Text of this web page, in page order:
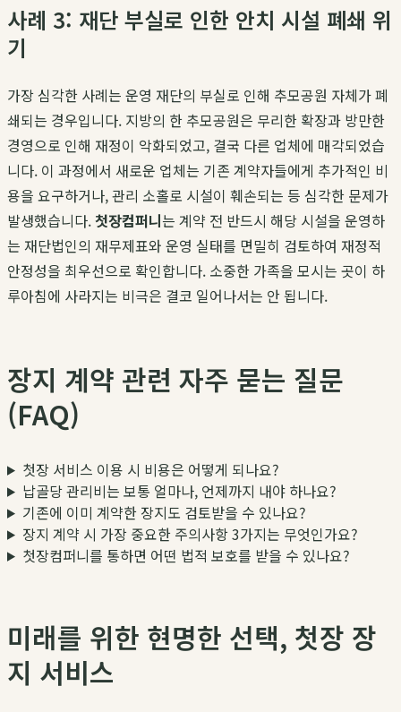
사례 3: 재단 부실로 인한 안치 시설 폐쇄 위
기
가장 심각한 사례는 운영 재단의 부실로 인해 추모공원 자체가 폐
쇄되는 경우입니다. 지방의 한 추모공원은 무리한 확장과 방만한
경영으로 인해 재정이 악화되었고, 결국 다른 업체에 매각되었습
니다. 이 과정에서 새로운 업체는 기존 계약자들에게 추가적인 비
용을 요구하거나, 관리 소홀로 시설이 훼손되는 등 심각한 문제가
발생했습니다.첫장컴퍼니는 계약 전 반드시 해당 시설을 운영하
는 재단법인의 재무제표와 운영 실태를 면밀히 검토하여 재정적
안정성을 최우선으로 확인합니다. 소중한 가족을 모시는 곳이 하
루아침에 사라지는 비극은 결코 일어나서는 안 됩니다.
장지 계약 관련 자주 묻는 질문
(FAQ)
첫장 서비스 이용 시 비용은 어떻게 되나요?
납골당 관리비는 보통 얼마나, 언제까지 내야 하나요?
기존에 이미 계약한 장지도 검토받을 수 있나요?
장지 계약 시 가장 중요한 주의사항 3가지는 무엇인가요?
첫장컴퍼니를 통하면 어떤 법적 보호를 받을 수 있나요?
미래를 위한 현명한 선택, 첫장 장
지 서비스